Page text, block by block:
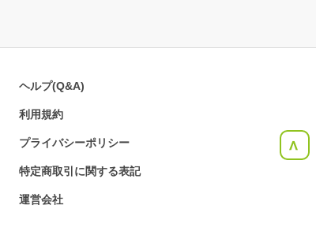
<
ヘルプ(Q&A)
利用規約
プライバシーポリシー
特定商取引に関する表記
運営会社